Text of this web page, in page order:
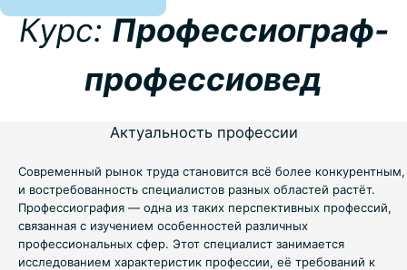
Курс: Профессиограф-
профессиовед
Актуальность профессии
Современный рынок труда становится всё более конкурентным,
и востребованность специалистов разных областей растёт.
Профессиография — одна из таких перспективных профессий,
связанная с изучением особенностей различных
профессиональных сфер. Этот специалист занимается
исследованием характеристик профессии, её требований к